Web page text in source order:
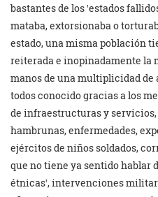
bastantes de los ꞌestados
mataba, extorsionaba o
estado, una misma población
reiterada e inopinadamente la
manos de una multiplicidad de
todos conocido gracias a los
de infraestructuras y
hambrunas, enfermedades,
ejércitos de niños soldados,
que no tiene ya sentido hablar
étnicasꞌ, intervenciones